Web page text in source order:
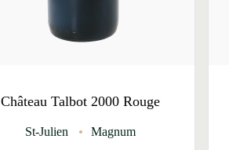
Château Talbot 2000 Rouge
St-Julien Magnum